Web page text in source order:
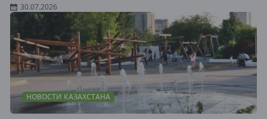
30.07.2026
НОВОСТИ КАЗАХСТАНА